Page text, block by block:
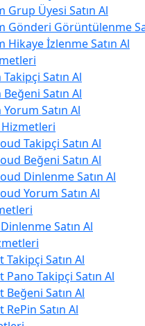
Grup Üyesi Satın Al
Gönderi Görüntülenme
Hikaye İzlenme Satın Al
Satın Al
Satın Al
Satın Al
Takipçi Satın Al
Beğeni Satın Al
Dinlenme Satın Al
Yorum Satın Al
Satın Al
Takipçi Satın Al
Pano Takipçi Satın Al
Beğeni Satın Al
Satın Al